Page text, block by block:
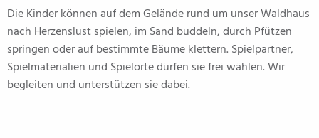
Die Kinder können auf dem Gelände rund um unser Waldhaus
nach Herzenslust spielen, im Sand buddeln, durch Pfützen
springen oder auf bestimmte Bäume klettern. Spielpartner,
Spielmaterialien und Spielorte dürfen sie frei wählen. Wir
begleiten und unterstützen sie dabei.